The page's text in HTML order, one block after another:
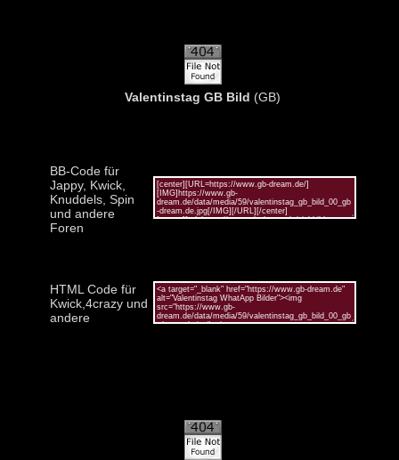
Valentinstag GB Bild (GB)
BB-Code für
Jappy, Kwick,
Knuddels, Spin
und andere
Foren
HTML Code für
Kwick,4crazy und
andere